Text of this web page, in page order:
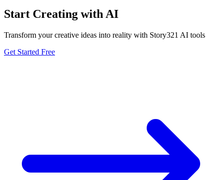
Start Creating with AI
Transform your creative ideas into reality with Story321 AI tools
Get Started Free